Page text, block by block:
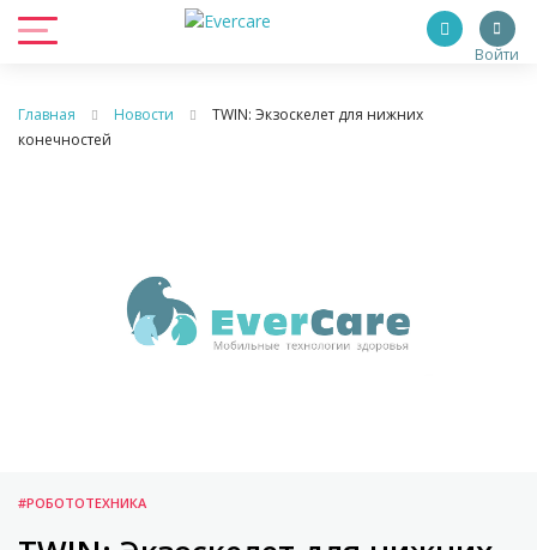
Войти
Главная Новости
TWIN: Экзоскелет для нижних
конечностей
#РОБОТОТЕХНИКА